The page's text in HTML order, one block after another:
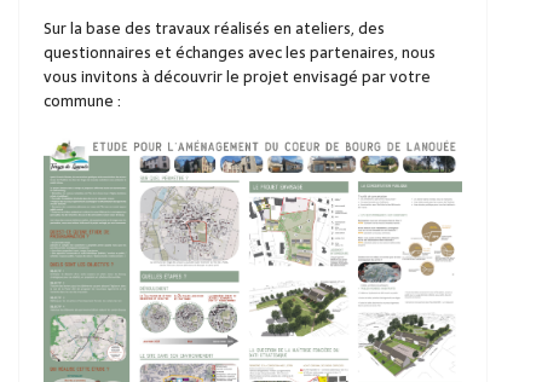
Sur la base des travaux réalisés en ateliers, des
questionnaires et échanges avec les partenaires, nous
vous invitons à découvrir le projet envisagé par votre
commune :